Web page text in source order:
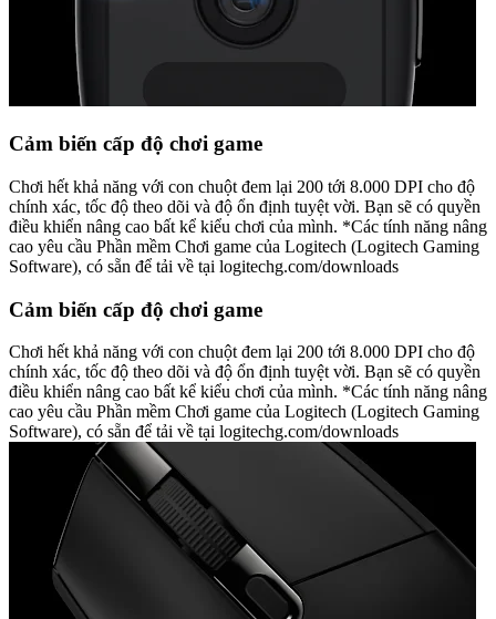
Cảm biến cấp độ chơi game
Chơi hết khả năng với con chuột đem lại 200 tới 8.000 DPI cho độ
chính xác, tốc độ theo dõi và độ ổn định tuyệt vời. Bạn sẽ có quyền
điều khiển nâng cao bất kể kiểu chơi của mình. *Các tính năng nâng
cao yêu cầu Phần mềm Chơi game của Logitech (Logitech Gaming
Software), có sẵn để tải về tại logitechg.com/downloads
Cảm biến cấp độ chơi game
Chơi hết khả năng với con chuột đem lại 200 tới 8.000 DPI cho độ
chính xác, tốc độ theo dõi và độ ổn định tuyệt vời. Bạn sẽ có quyền
điều khiển nâng cao bất kể kiểu chơi của mình. *Các tính năng nâng
cao yêu cầu Phần mềm Chơi game của Logitech (Logitech Gaming
Software), có sẵn để tải về tại logitechg.com/downloads